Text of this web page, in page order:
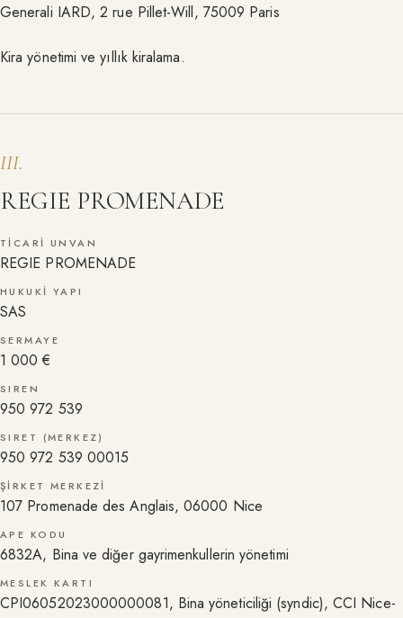
Generali IARD, 2 rue Pillet-Will, 75009 Paris
Kira yönetimi ve yıllık kiralama.
III.
REGIE PROMENADE
TICARI UNVAN
REGIE PROMENADE
HUKUKI YAPI
SAS
SERMAYE
1 000 €
SIREN
950 972 539
SIRET (MERKEZ)
950 972 539 00015
ŞIRKET MERKEZI
107 Promenade des Anglais, 06000 Nice
APE KODU
6832A, Bina ve diğer gayrimenkullerin yönetimi
MESLEK KARTI
CPI06052023000000081, Bina yöneticiliği (syndic), CCI Nice-